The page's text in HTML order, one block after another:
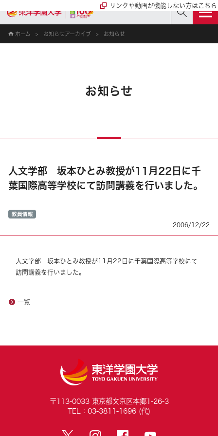
ホーム お知らせアーカイブ お知らせ
お知らせ
人文学部 坂本ひとみ教授が11月22日に千
葉国際高等学校にて訪問講義を行いました。
2006/12/22
リンクや動画が機能しない方はこちら
人文学部 坂本ひとみ教授が11月22日に千葉国際高等学校にて
訪問講義を行いました。
一覧
〒113-0033 東京都文京区本郷1-26-3
TEL：03-3811-1696 (代)